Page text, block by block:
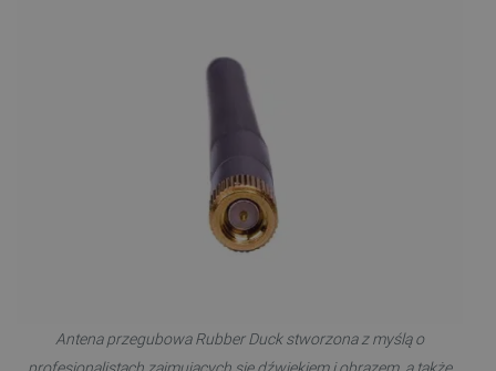
Antena przegubowa Rubber Duck stworzona z myślą o
profesjonalistach zajmujących się dźwiękiem i obrazem, a także